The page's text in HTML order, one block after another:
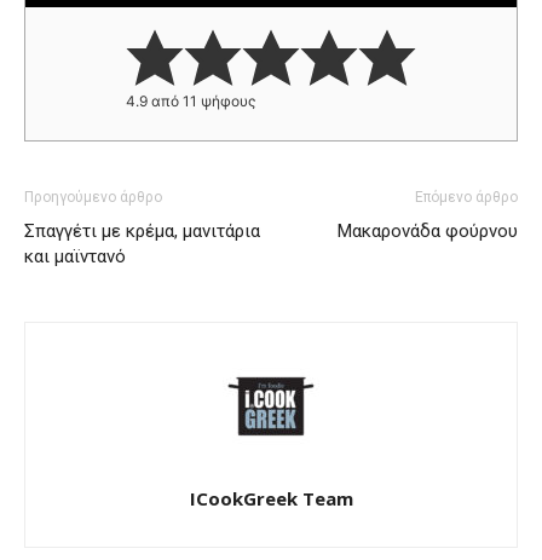
4.9 από 11 ψήφους
Προηγούμενο άρθρο
Σπαγγέτι με κρέμα, μανιτάρια
και μαϊντανό
Επόμενο άρθρο
Μακαρονάδα φούρνου
ICookGreek Team